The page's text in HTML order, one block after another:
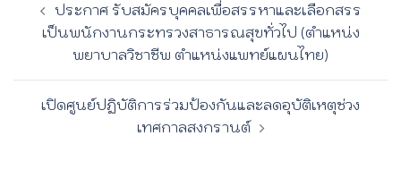
navigation
ประกาศ รับสมัครบุคคลเพื่อสรรหาและเลือกสรร
เป็นพนักงานกระทรวงสาธารณสุขทั่วไป (ตำแหน่ง
พยาบาลวิชาชีพ ตำแหน่งแพทย์แผนไทย)
เปิดศูนย์ปฏิบัติการร่วมป้องกันและลดอุบัติเหตุช่วง
เทศกาลสงกรานต์